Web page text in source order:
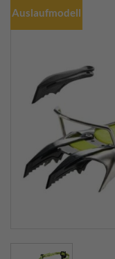
Auslaufmodell